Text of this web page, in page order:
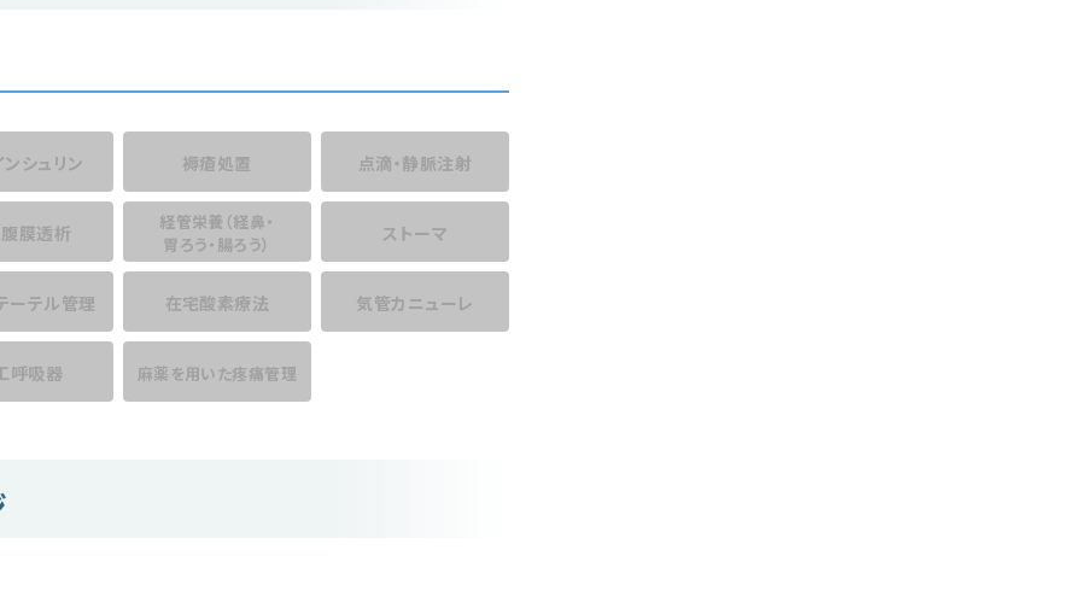
シュリン 褥瘡処置 点滴・静脈注射
膜透析 経管栄養 （経鼻・
胃ろう・腸ろう）
ストーマ
ーテル管理 在宅酸素療法 気管カニューレ
呼吸器 麻薬を用いた疼痛管理